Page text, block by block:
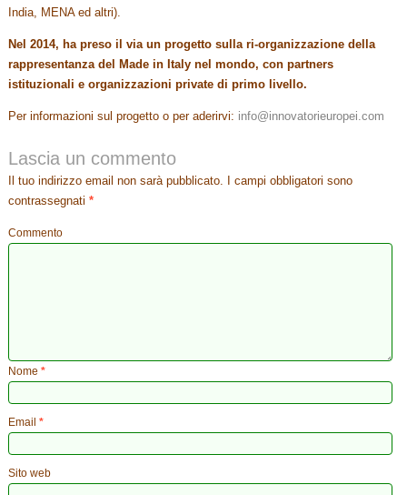
India, MENA ed altri).
Nel 2014, ha preso il via un progetto sulla ri-organizzazione della
rappresentanza del Made in Italy nel mondo, con partners
istituzionali e organizzazioni private di primo livello.
Per informazioni sul progetto o per aderirvi: info@innovatorieuropei.com
Lascia un commento
Il tuo indirizzo email non sarà pubblicato. I campi obbligatori sono
contrassegnati*
Commento
Nome*
Email*
Sito web